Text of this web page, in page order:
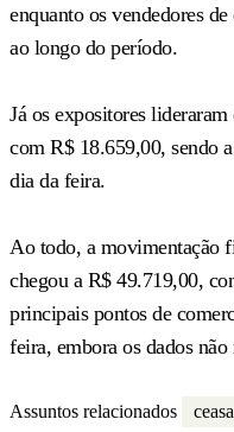
enquanto os vendedores
ao longo do período.
Já os expositores
com R$ 18.659,00, sendo
dia da feira.
Ao todo, a movimentação
chegou a R$ 49.719,00,
principais pontos de
feira, embora os dados
Assuntos relacionados